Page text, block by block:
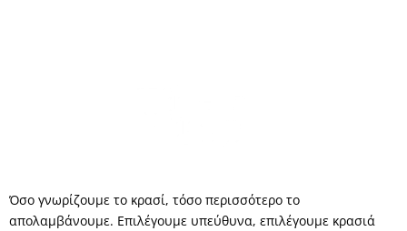
Όσο γνωρίζουμε το κρασί, τόσο περισσότερο το
απολαμβάνουμε. Επιλέγουμε υπεύθυνα, επιλέγουμε κρασιά